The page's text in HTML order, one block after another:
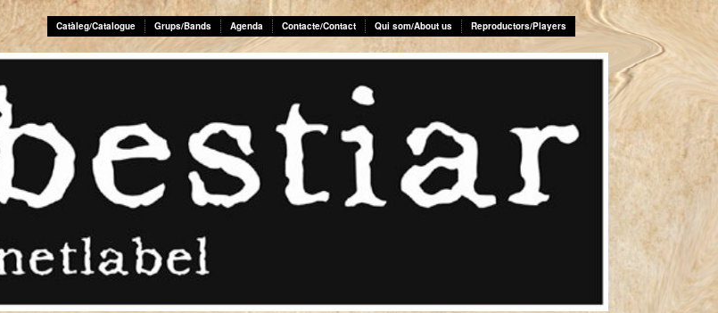
Catàleg/Catalogue Grups/Bands Agenda Contacte/Contact Qui som/About us Reproductors/Players